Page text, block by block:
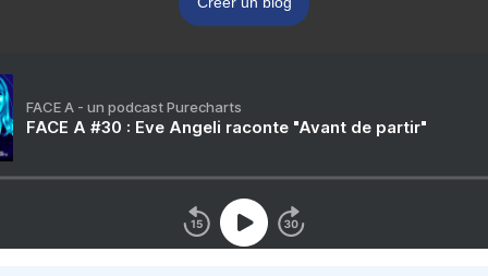
FACE A - un podcast Purecharts
FACE A #30 : Eve Angeli raconte "Avant de partir"